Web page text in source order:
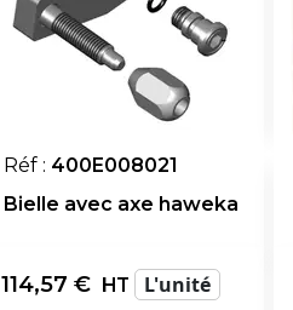
Réf : 400E008021
Bielle avec axe haweka
114,57 € HT L'unité